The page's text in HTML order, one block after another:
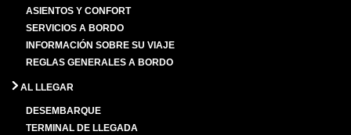
ASIENTOS Y CONFORT
SERVICIOS A BORDO
INFORMACIÓN SOBRE SU VIAJE
REGLAS GENERALES A BORDO
AL LLEGAR
DESEMBARQUE
TERMINAL DE LLEGADA